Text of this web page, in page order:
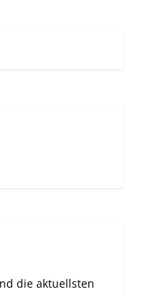
die aktuellsten